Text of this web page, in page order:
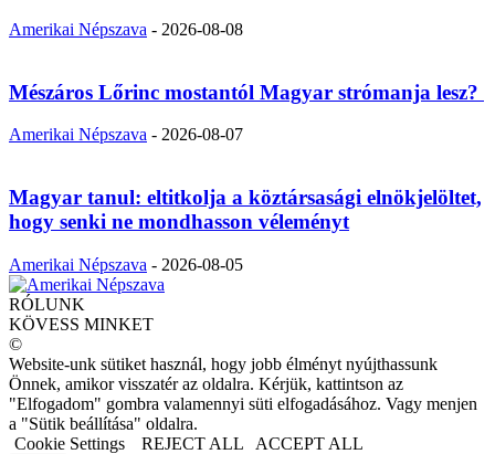
Amerikai Népszava - 2026-08-08
Mészáros Lőrinc mostantól Magyar strómanja lesz?
Amerikai Népszava - 2026-08-07
Magyar tanul: eltitkolja a köztársasági elnökjelöltet,
hogy senki ne mondhasson véleményt
Amerikai Népszava - 2026-08-05
RÓLUNK
KÖVESS MINKET
©
Website-unk sütiket használ, hogy jobb élményt nyújthassunk
Önnek, amikor visszatér az oldalra. Kérjük, kattintson az
"Elfogadom" gombra valamennyi süti elfogadásához. Vagy menjen
a "Sütik beállítása" oldalra.
Cookie Settings
REJECT ALL ACCEPT ALL